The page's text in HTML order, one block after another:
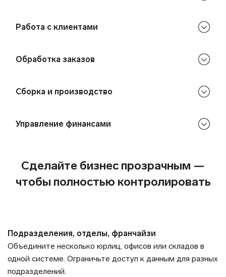
Работа с клиентами
Обработка заказов
Сборка и производство
Управление финансами
Сделайте бизнес прозрачным —
чтобы полностью контролировать
Подразделения, отделы, франчайзи
Объедините несколько юрлиц, офисов или складов в
одной системе. Ограничьте доступ к данным для разных
подразделений.